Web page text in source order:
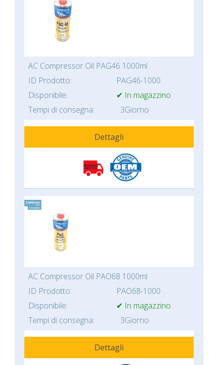
AC Compressor Oil PAG46 1000ml
ID Prodotto:
PAG46-1000
Disponibile:
✔ In magazzino
Tempi di consegna:
3Giorno
Dettagli
AC Compressor Oil PAO68 1000ml
ID Prodotto:
PAO68-1000
Disponibile:
✔ In magazzino
Tempi di consegna:
3Giorno
Dettagli